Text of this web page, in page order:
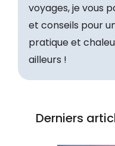
voyages, je vous
et conseils pour
pratique et
ailleurs !
Derniers